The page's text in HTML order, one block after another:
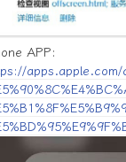
APP:
apps.apple.com/